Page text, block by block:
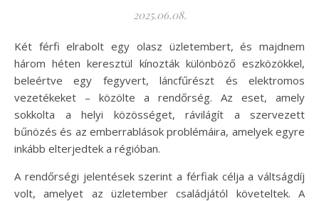
2025.06.08.
Két férfi elrabolt egy olasz üzletembert, és majdnem
három héten keresztül kínozták különböző eszközökkel,
beleértve egy fegyvert, láncfűrészt és elektromos
vezetékeket – közölte a rendőrség. Az eset, amely
sokkolta a helyi közösséget, rávilágít a szervezett
bűnözés és az emberrablások problémáira, amelyek egyre
inkább elterjedtek a régióban.
A rendőrségi jelentések szerint a férfiak célja a váltságdíj
volt, amelyet az üzletember családjától követeltek. A